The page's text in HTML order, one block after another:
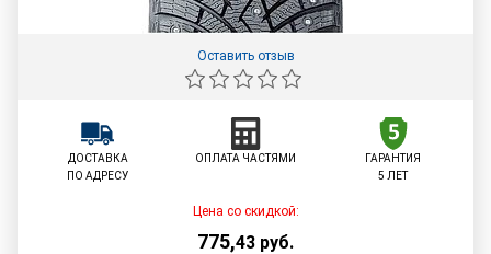
Оставить отзыв
ДОСТАВКА
ПО АДРЕСУ
ОПЛАТА ЧАСТЯМИ
ГАРАНТИЯ
5 ЛЕТ
Цена со скидкой:
775,43 руб.